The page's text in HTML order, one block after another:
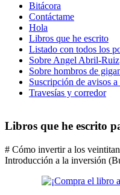
Bitácora
Contáctame
Hola
Libros que he escrito
Listado con todos los
Sobre Angel Abril-Ruiz
Sobre hombros de
Suscripción de avisos a
Travesías y corredor
Libros que he escrito
# Cómo invertir a los
Introducción a la inversión